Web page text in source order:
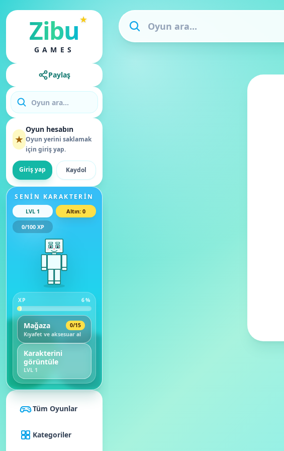
★
Zibu
GAMES
Paylaş
★
Oyun hesabın
Oyun yerini saklamak
için giriş yap.
Giriş yap Kaydol
SENIN KARAKTERIN
LVL 1 Altın: 0
0/100 XP
XP 6%
Mağaza 0/15
Kıyafet ve aksesuar al
Karakterini
görüntüle
LVL 1
Tüm Oyunlar
Kategoriler